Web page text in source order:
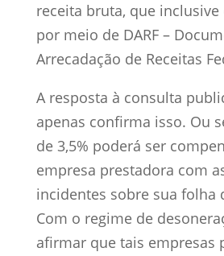
receita bruta, que
por meio de DARF –
Arrecadação de Receitas
A resposta à consulta
apenas confirma isso. Ou
de 3,5% poderá ser
empresa prestadora com
incidentes sobre sua folha
Com o regime de
afirmar que tais empresas